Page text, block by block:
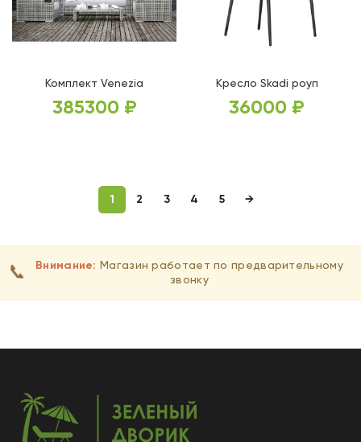
Комплект Venezia
385300 ₽
Кресло Skadi роуп
36000 ₽
1 2 3 4 5 →
📞 Внимание: Магазин работает по предварительному
звонку